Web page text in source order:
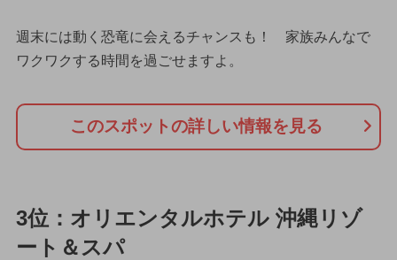
週末には動く恐竜に会えるチャンスも！ 家族みんなで
ワクワクする時間を過ごせますよ。
このスポットの詳しい情報を見る
3位：オリエンタルホテル 沖縄リゾ
ート＆スパ